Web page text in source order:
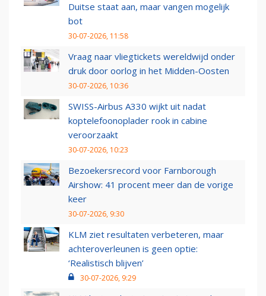
Duitse staat aan, maar vangen mogelijk
bot
30-07-2026, 11:58
Vraag naar vliegtickets wereldwijd onder
druk door oorlog in het Midden-Oosten
30-07-2026, 10:36
SWISS-Airbus A330 wijkt uit nadat
koptelefoonoplader rook in cabine
veroorzaakt
30-07-2026, 10:23
Bezoekersrecord voor Farnborough
Airshow: 41 procent meer dan de vorige
keer
30-07-2026, 9:30
KLM ziet resultaten verbeteren, maar
achteroverleunen is geen optie:
‘Realistisch blijven’
30-07-2026, 9:29